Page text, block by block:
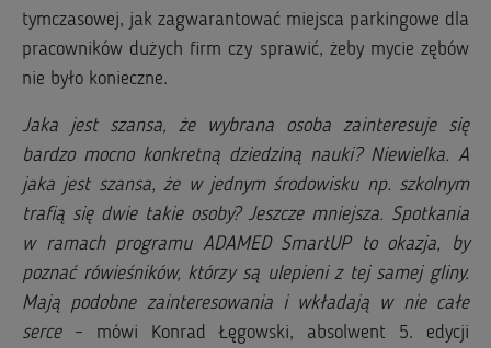
tymczasowej, jak zagwarantować miejsca parkingowe dla
pracowników dużych firm czy sprawić, żeby mycie zębów
nie było konieczne.
Jaka jest szansa, że wybrana osoba zainteresuje się
bardzo mocno konkretną dziedziną nauki? Niewielka. A
jaka jest szansa, że w jednym środowisku np. szkolnym
trafią się dwie takie osoby? Jeszcze mniejsza. Spotkania
w ramach programu ADAMED SmartUP to okazja, by
poznać rówieśników, którzy są ulepieni z tej samej gliny.
Mają podobne zainteresowania i wkładają w nie całe
serce– mówi Konrad Łęgowski, absolwent 5. edycji